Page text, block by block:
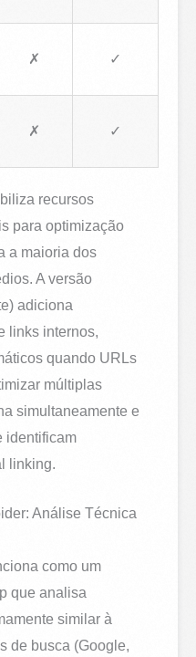
✗ ✓
✗ ✓
recursos
para optimização
a maioria dos
A versão
adiciona
links internos,
quando URLs
múltiplas
simultaneamente e
identificam
linking.
Análise Técnica
como um
que analisa
similar à
de busca (Google,